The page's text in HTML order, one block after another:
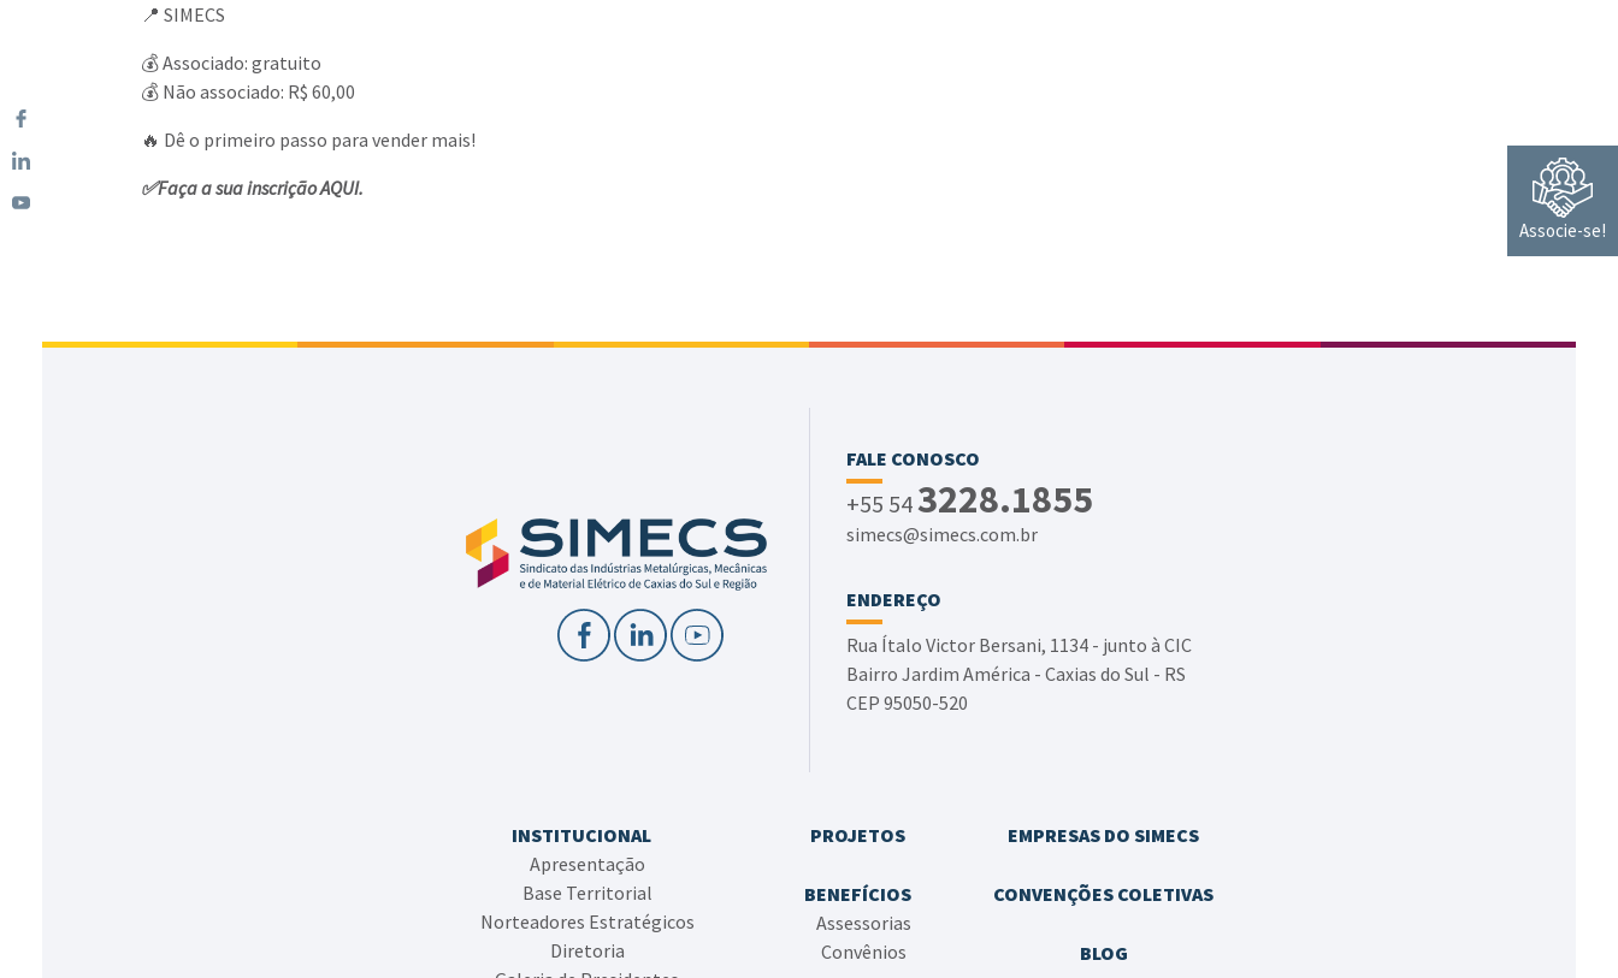
Associe-se!
📍 SIMECS
💰 Associado: gratuito
💰 Não associado: R$ 60,00
🔥 Dê o primeiro passo para vender mais!
✅Faça a sua inscriçãoAQUI.
FALE CONOSCO
+55 543228.1855
simecs@simecs.com.br
ENDEREÇO
Rua Ítalo Victor Bersani, 1134 - junto à CIC
Bairro Jardim América - Caxias do Sul - RS
CEP 95050-520
INSTITUCIONAL
Apresentação
Base Territorial
Norteadores Estratégicos
Diretoria
PROJETOS
BENEFÍCIOS
Assessorias
Convênios
EMPRESAS DO SIMECS
CONVENÇÕES COLETIVAS
BLOG